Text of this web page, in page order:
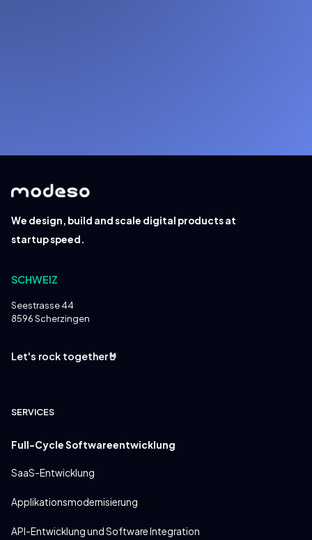
We design, build and scale digital products at
startup speed.
SCHWEIZ
Seestrasse 44
8596 Scherzingen
Let's rock together🤘
SERVICES
Full-Cycle Softwareentwicklung
SaaS-Entwicklung
Applikationsmodernisierung
API-Entwicklung und Software Integration